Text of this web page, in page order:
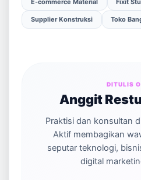
E-commerce Material Fixit
Supplier Konstruksi Toko
DITULIS
Anggit
Praktisi dan konsultan
Aktif membagikan
seputar teknologi,
digital